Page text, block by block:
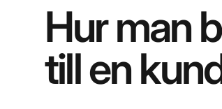
Hur man
till en